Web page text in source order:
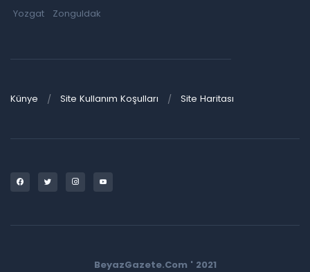
Yozgat
Zonguldak
Künye Site Kullanım Koşulları Site Haritası
BeyazGazete.Com ' 2021